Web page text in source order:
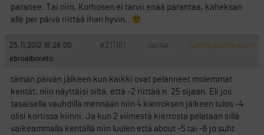
paranee. Tai niin, Korhosen ei tarvii enää parantaa, kaheksan
alle per päivä riittää ihan hyvin..
25.11.2012 18:26:00 #211161 VASTAA ILMOITA ASIATON VIESTI
ebroalboreto
tämän päivän jälkeen kun kaikki ovat pelanneet molemmat
kentät, niin näyttäisi siltä, että -2 riittää n. 25 sijaan. Eli jos
tasaisella vauhdilla mennään niin 4 kierroksen jälkeen tulos -4
olisi kortissa kiinni. Ja kun 2 viimestä kierrosta pelataan sillä
vaikeammalla kentällä niin luulen että about -5 tai -6 jo suht